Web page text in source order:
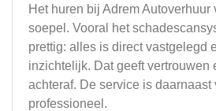
Het huren bij Adrem Autoverhuur
soepel. Vooral het
prettig: alles is direct vastgelegd
inzichtelijk. Dat geeft vertrouwen
achteraf. De service is daarnaast
professioneel.